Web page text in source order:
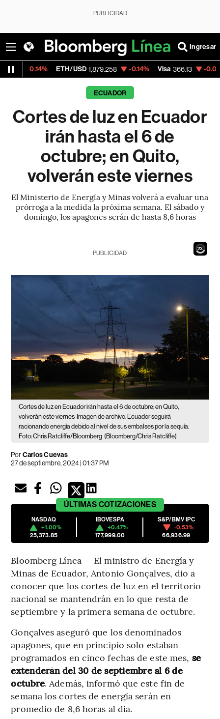
PUBLICIDAD
Ingresar
ETH/USD 1,879.258 -0.14% Visa 366.13 -0.04%
ECUADOR
Cortes de luz en Ecuador
irán hasta el 6 de
octubre; en Quito,
volverán este viernes
El Ministerio de Energía y Minas volverá a evaluar una
prórroga a la medida la próxima semana. El sábado y
domingo, los apagones serán de hasta 8,6 horas
21
PUBLICIDAD
Cortes de luz en Ecuador irán hasta el 6 de octubre; en Quito,
volverán este viernes Imagen de archivo. Ecuador seguirá
racionando energía debido al nivel de sus embalses por la sequía.
Foto: Chris Ratcliffe/Bloomberg (Bloomberg/Chris Ratcliffe)
PorCarlos Cuevas
27 de septiembre, 2024 | 01:37 PM
ÚLTIMAS COTIZACIONES
NASDAQ
+1.00%
25,373.85
IBOVESPA
+0.47%
177,999.00
S&P/BMV IPC
-0.53%
66,936.99
Bloomberg Línea — El ministro de Energía y
Minas de Ecuador, Antonio Gonçalves, dio a
conocer que los cortes de luz en el territorio
nacional se mantendrán en lo que resta de
septiembre y la primera semana de octubre.
Gonçalves aseguró que los denominados
apagones, que en principio solo estaban
programados en cinco fechas de este mes, se
extenderán del 30 de septiembre al 6 de
octubre. Además, informó que este fin de
semana los cortes de energía serán en
promedio de 8,6 horas al día.